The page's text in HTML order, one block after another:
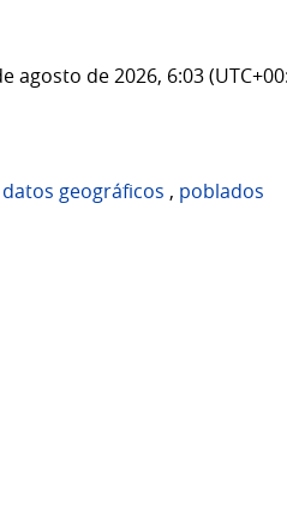
agosto de 2026, 6:03
datos geográficos , poblados